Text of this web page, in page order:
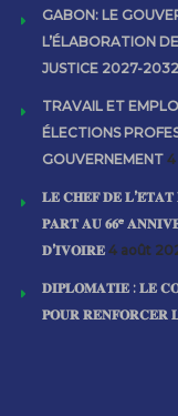
GABON: LE
L’ÉLABORATION
JUSTICE 2027-2032
TRAVAIL ET
ÉLECTIONS
GOUVERNEMENT 4
𝐋𝐄 𝐂𝐇𝐄𝐅 𝐃𝐄
𝐏𝐀𝐑𝐓 𝐀𝐔 𝟔𝟔ᵉ
𝐃’𝐈𝐕𝐎𝐈𝐑𝐄 4 août
𝐃𝐈𝐏𝐋𝐎𝐌𝐀𝐓𝐈𝐄 : 𝐋𝐄
𝐏𝐎𝐔𝐑 𝐑𝐄𝐍𝐅𝐎𝐑𝐂𝐄𝐑